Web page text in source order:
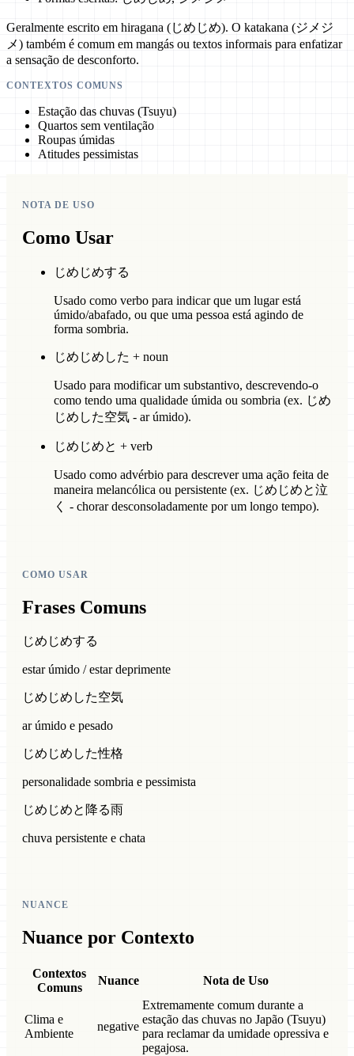
Geralmente escrito em hiragana (じめじめ). O katakana (ジメジ
メ) também é comum em mangás ou textos informais para enfatizar
a sensação de desconforto.
CONTEXTOS COMUNS
Estação das chuvas (Tsuyu)
Quartos sem ventilação
Roupas úmidas
Atitudes pessimistas
NOTA DE USO
Como Usar
じめじめする
Usado como verbo para indicar que um lugar está
úmido/abafado, ou que uma pessoa está agindo de
forma sombria.
じめじめした + noun
Usado para modificar um substantivo, descrevendo-o
como tendo uma qualidade úmida ou sombria (ex. じめ
じめした空気 - ar úmido).
じめじめと + verb
Usado como advérbio para descrever uma ação feita de
maneira melancólica ou persistente (ex. じめじめと泣
く - chorar desconsoladamente por um longo tempo).
COMO USAR
Frases Comuns
じめじめする
estar úmido / estar deprimente
じめじめした空気
ar úmido e pesado
じめじめした性格
personalidade sombria e pessimista
じめじめと降る雨
chuva persistente e chata
NUANCE
Nuance por Contexto
Contextos
Comuns
Nuance Nota de Uso
Clima e
Ambiente
negative
Extremamente comum durante a
estação das chuvas no Japão (Tsuyu)
para reclamar da umidade opressiva e
pegajosa.